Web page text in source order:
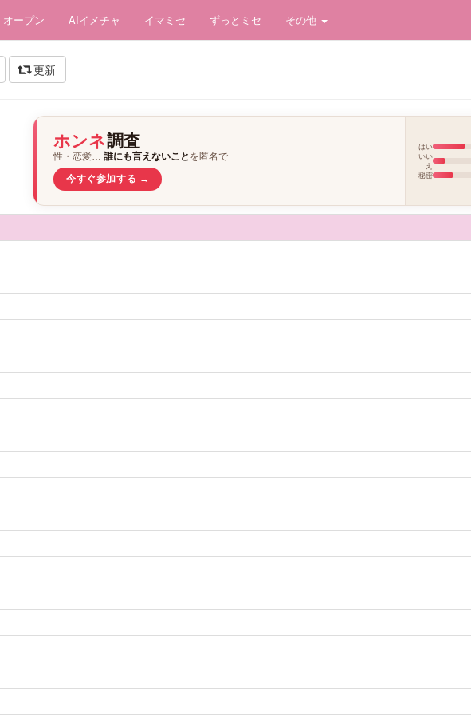
オープン AIイメチャ イマミセ ずっとミセ その他
更新
ホンネ調査
性・恋愛… 誰にも言えないこと を匿名で
今すぐ参加する →
はい
いい
え
秘密